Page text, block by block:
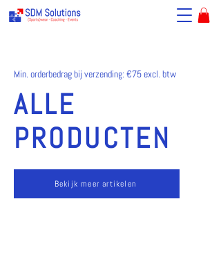
Min. orderbedrag bij verzending: €75 excl. btw
ALLE
PRODUCTEN
Bekijk meer artikelen